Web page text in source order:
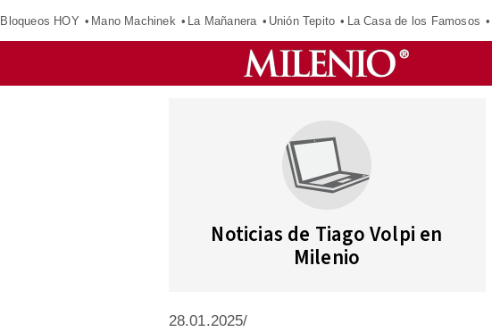
Bloqueos HOY Mano Machinek La Mañanera Unión Tepito La Casa de los Famosos
Noticias de Tiago Volpi en
Milenio
28.01.2025/